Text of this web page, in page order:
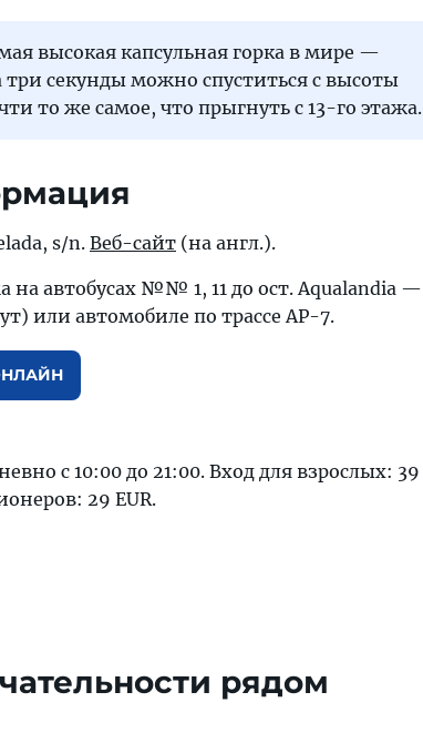
высокая капсульная горка в мире —
три секунды можно спуститься с высоты
то же самое, что прыгнуть с 13-го этажа.
s/n.Веб-сайт (на англ.).
на автобусах №№ 1, 11 до ост. Aqualandia —
или автомобиле по трассе AP-7.
с 10:00 до 21:00. Вход для взрослых: 39
29 EUR.
рядом